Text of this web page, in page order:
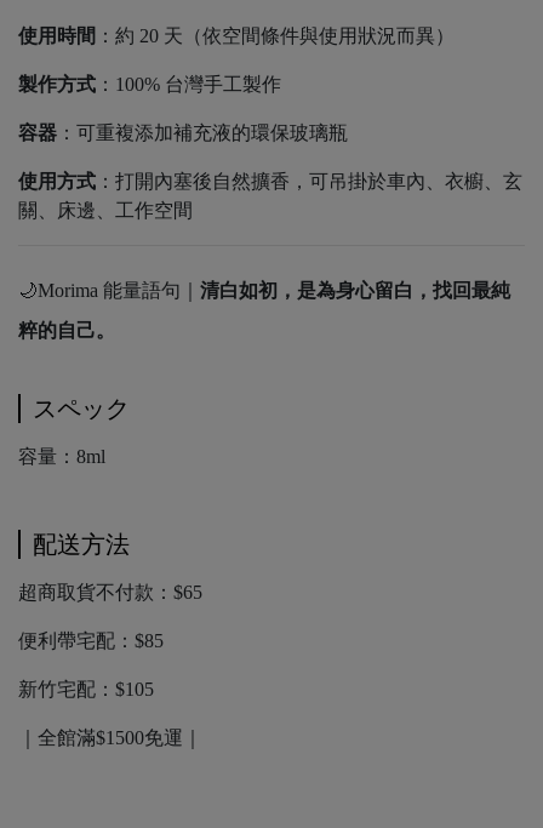
使用時間 ：約 20 天（依空間條件與使用狀況而異）
製作方式 ：100% 台灣手工製作
容器 ：可重複添加補充液的環保玻璃瓶
使用方式 ：打開內塞後自然擴香，可吊掛於車內、衣櫥、玄
關、床邊、工作空間
🌙Morima 能量語句｜ 清白如初，是為身心留白，找回最純
粹的自己。
スペック
容量：8ml
配送方法
超商取貨不付款：$65
便利帶宅配：$85
新竹宅配：$105
｜全館滿$1500免運｜